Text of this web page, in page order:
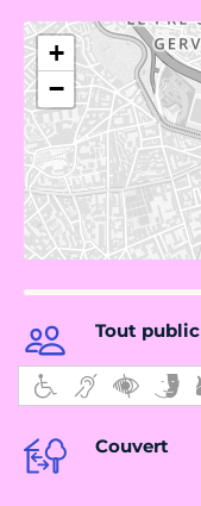
+
−
Tout public
Couvert